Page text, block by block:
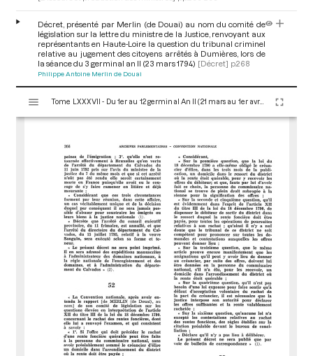
Décret, présenté par Merlin (de Douai) au nom du comité de
législation sur la lettre du ministre de la Justice, renvoyant aux
représentants en Haute-Loire la question du tribunal criminel
relative au jugement des citoyens arrêtés à Dumières, lors de
la séance du 3 germinal an II (23 mars 1794) [Décret] p.268
Philippe Antoine Merlin de Douai
s